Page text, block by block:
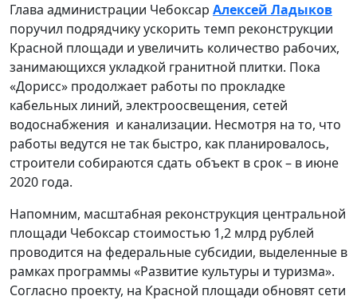
Глава администрации Чебоксар Алексей Ладыков
поручил подрядчику ускорить темп реконструкции
Красной площади и увеличить количество рабочих,
занимающихся укладкой гранитной плитки. Пока
«Дорисс» продолжает работы по прокладке
кабельных линий, электроосвещения, сетей
водоснабжения и канализации. Несмотря на то, что
работы ведутся не так быстро, как планировалось,
строители собираются сдать объект в срок – в июне
2020 года.
Напомним, масштабная реконструкция центральной
площади Чебоксар стоимостью 1,2 млрд рублей
проводится на федеральные субсидии, выделенные в
рамках программы «Развитие культуры и туризма».
Согласно проекту, на Красной площади обновят сети